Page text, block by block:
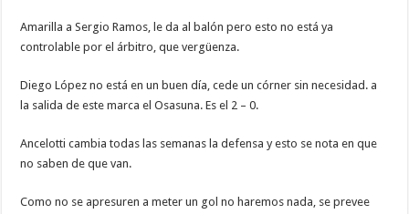
Amarilla a Sergio Ramos, le da al balón pero esto no está ya
controlable por el árbitro, que vergüenza.
Diego López no está en un buen día, cede un córner sin necesidad. a
la salida de este marca el Osasuna. Es el 2 – 0.
Ancelotti cambia todas las semanas la defensa y esto se nota en que
no saben de que van.
Como no se apresuren a meter un gol no haremos nada, se prevee